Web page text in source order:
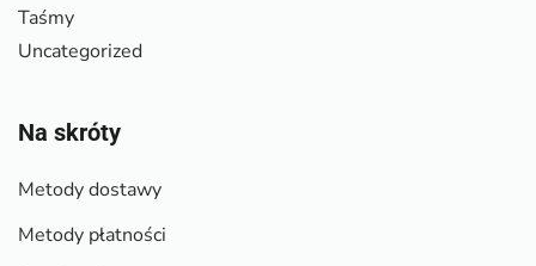
Taśmy
Uncategorized
Na skróty
Metody dostawy
Metody płatności